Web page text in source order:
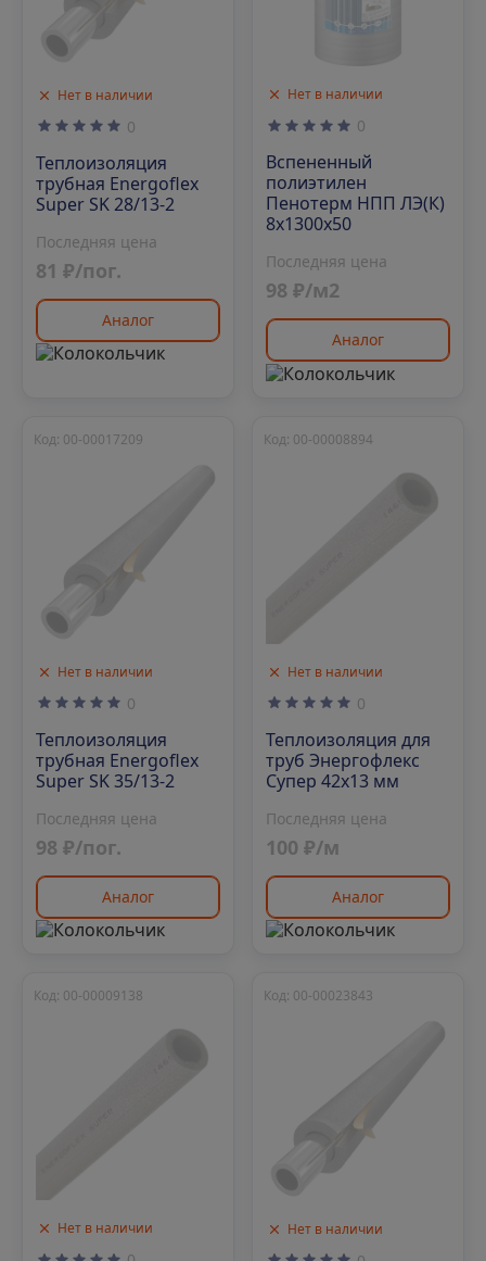
Нет в наличии
0
Теплоизоляция
трубная Energoflex
Super SK 28/13-2
Последняя цена
81 ₽/пог.
Аналог
Нет в наличии
0
Вспененный
полиэтилен
Пенотерм НПП ЛЭ(К)
8х1300х50
Последняя цена
98 ₽/м2
Аналог
Нет в наличии
Код: 00-00017209
0
Теплоизоляция
трубная Energoflex
Super SK 35/13-2
Последняя цена
98 ₽/пог.
Аналог
Нет в наличии
Код: 00-00008894
0
Теплоизоляция для
труб Энергофлекс
Супер 42х13 мм
Последняя цена
100 ₽/м
Аналог
Нет в наличии
Код: 00-00009138
Нет в наличии
Код: 00-00023843